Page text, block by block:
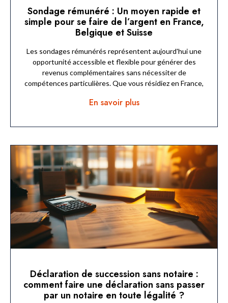
Sondage rémunéré : Un moyen rapide et
simple pour se faire de l’argent en France,
Belgique et Suisse
Les sondages rémunérés représentent aujourd'hui une
opportunité accessible et flexible pour générer des
revenus complémentaires sans nécessiter de
compétences particulières. Que vous résidiez en France,
En savoir plus
Déclaration de succession sans notaire :
comment faire une déclaration sans passer
par un notaire en toute légalité ?